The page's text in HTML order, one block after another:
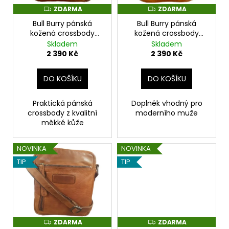
k
r
Z
D
A
R
M
A
ZDARMA
Bull Burry pánská
kožená crossbody
koňaková
Skladem
2 390 Kč
DO KOŠÍKU
Praktická pánská
crossbody z kvalitní
měkké kůže
Z
D
A
R
M
A
ZDARMA
Bull Burry pánská
kožená crossbody
koňaková
Skladem
2 390 Kč
DO KOŠÍKU
Doplněk vhodný pro
moderního muže
NOVINKA
TIP
ZZDARMA
NOVINKA
TIP
ZZDARMA
a
HLEDAT
D
u